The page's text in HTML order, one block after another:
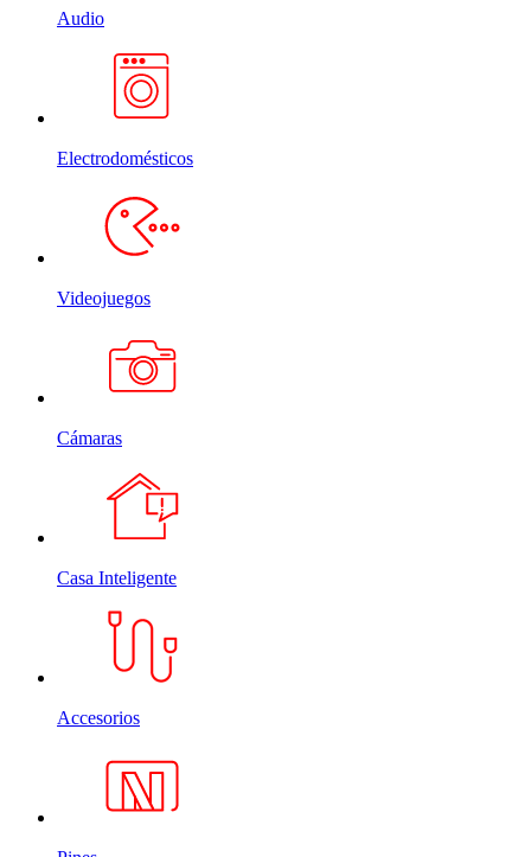
Audio
Electrodomésticos
Videojuegos
Cámaras
Casa Inteligente
Accesorios